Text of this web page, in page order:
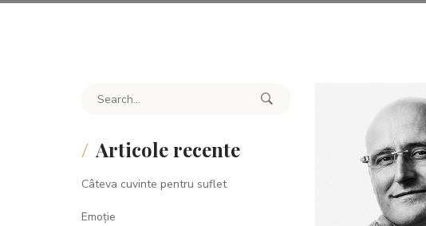
Search for:
Articole recente
Câteva cuvinte pentru suflet
Emoție